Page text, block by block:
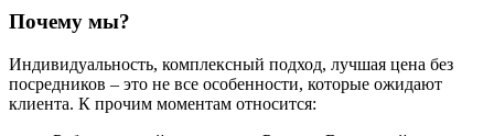
Почему мы?
Индивидуальность, комплексный подход, лучшая цена без
посредников – это не все особенности, которые ожидают
клиента. К прочим моментам относится: